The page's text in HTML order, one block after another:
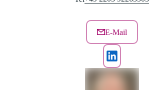
E-Mail